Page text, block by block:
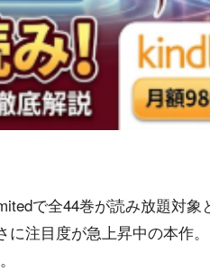
で全44巻が読み放題対
注目度が急上昇中の本作